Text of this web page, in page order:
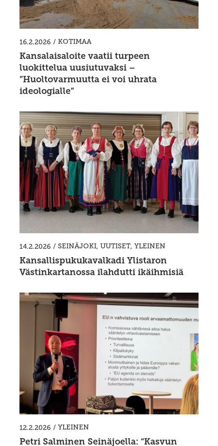
16.2.2026 / KOTIMAA
Kansalaisaloite vaatii turpeen
luokittelua uusiutuvaksi –
”Huoltovarmuutta ei voi uhrata
ideologialle”
14.2.2026 / SEINÄJOKI, UUTISET, YLEINEN
Kansallispukukavalkadi Ylistaron
Västinkartanossa ilahdutti ikäihmisiä
12.2.2026 / YLEINEN
Petri Salminen Seinäjoella: “Kasvun